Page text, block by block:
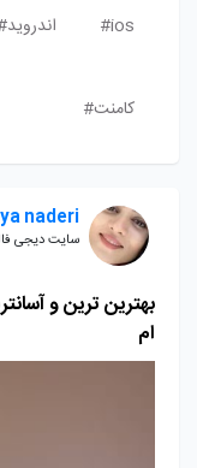
ios#
کامنت#
naderi
سایت دیجی
بهترین ترین و
ام